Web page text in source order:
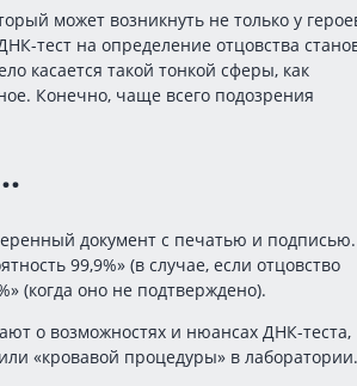
может возникнуть не только у
тест на определение отцовства
касается такой тонкой сферы, как
Конечно, чаще всего подозрения
документ с печатью и подписью.
99,9%» (в случае, если отцовство
(когда оно не подтверждено).
о возможностях и нюансах ДНК-теста,
«кровавой процедуры» в лаборатории.